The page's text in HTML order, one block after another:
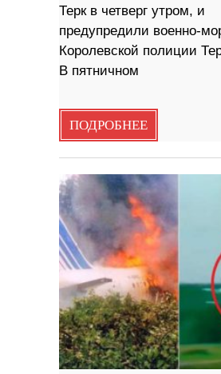
Терк в четверг утром, и
предупредили военно-
Королевской полиции
В пятничном
ПОДРОБНЕЕ